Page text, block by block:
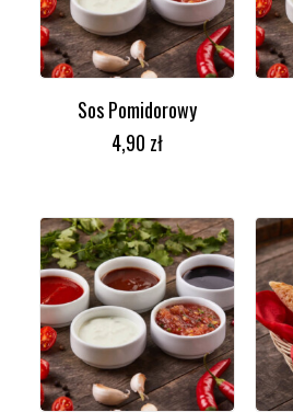
REJESTRACJA
DODAJ DO KOSZYKA
Sos Pomidorowy
4,90 zł